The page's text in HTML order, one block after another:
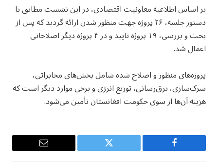
بر اساس اطلاعیه معاونیت اقتصادی، در این نشست مطابق با
دستور جلسه، ۲۶ پروژه جهت منظور شدن ارائه گردید که پس از
بحث و بررسی، ۱۹ پروژه تایید و در ۴ پروژه دیگر اصلاحاتی
اعمال شد.
پروژه‌های منظور و اصلاح شده شامل بخش‌های مخابراتی،
سرک‌سازی، برق‌رسانی، توزیع انرژی و برخی موارد دیگر است که
هزینه آن‌ها از سوی حکومت افغانستان تأمین می‌شود.
Facebook
Twitter
Email